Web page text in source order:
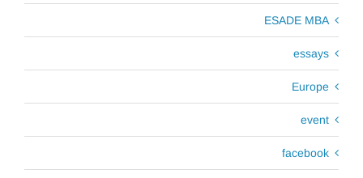
ESADE MBA
essays
Europe
event
facebook